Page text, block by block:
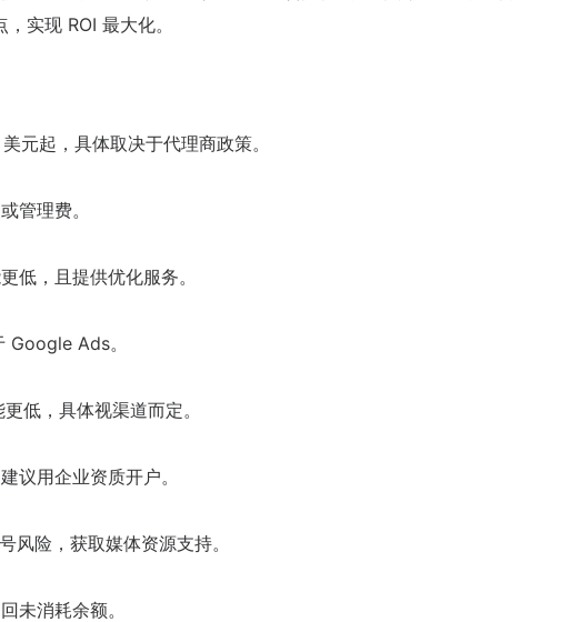
实现 ROI 最大化。
元起，具体取决于代理商政策。
管理费。
低，且提供优化服务。
Ads。
低，具体视渠道而定。
议用企业资质开户。
险，获取媒体资源支持。
未消耗余额。